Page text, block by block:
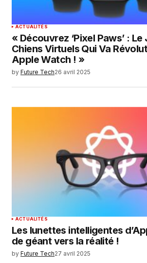
ACTUALITÉS
« Découvrez ‘Pixel Paws’ : Le
Chiens Virtuels Qui Va
Apple Watch ! »
by Future Tech26 avril 2025
ACTUALITÉS
Les lunettes intelligentes
de géant vers la réalité !
by Future Tech27 avril 2025